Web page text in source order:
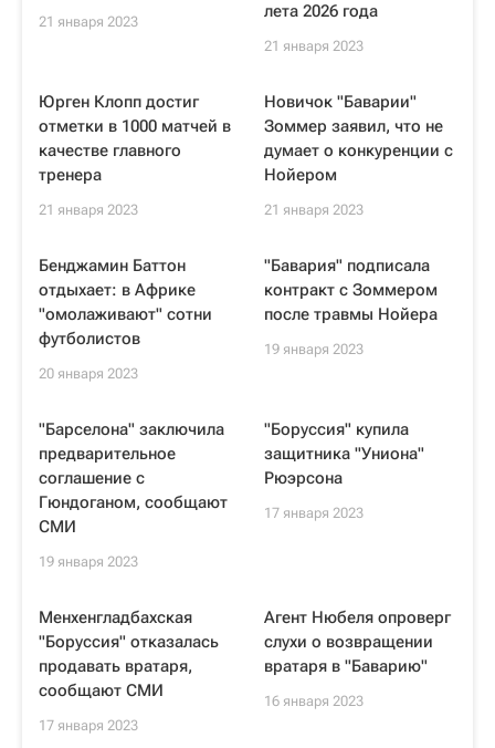
21 января 2023
лета 2026 года
21 января 2023
Юрген Клопп достиг
отметки в 1000 матчей в
качестве главного
тренера
21 января 2023
Новичок "Баварии"
Зоммер заявил, что не
думает о конкуренции с
Нойером
21 января 2023
Бенджамин Баттон
отдыхает: в Африке
"омолаживают" сотни
футболистов
20 января 2023
"Бавария" подписала
контракт с Зоммером
после травмы Нойера
19 января 2023
"Барселона" заключила
предварительное
соглашение с
Гюндоганом, сообщают
СМИ
19 января 2023
"Боруссия" купила
защитника "Униона"
Рюэрсона
17 января 2023
Менхенгладбахская
"Боруссия" отказалась
продавать вратаря,
сообщают СМИ
17 января 2023
Агент Нюбеля опроверг
слухи о возвращении
вратаря в "Баварию"
16 января 2023